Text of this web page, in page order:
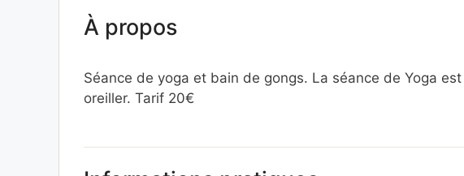
À propos
Séance de yoga et bain de gongs. La séance de Yoga
oreiller. Tarif 20€